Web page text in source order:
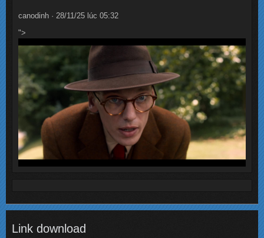
canodinh · 28/11/25 lúc 05:32
">
Link download